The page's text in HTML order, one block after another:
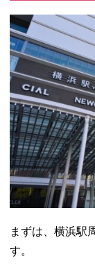
− ハマボー
ル
− ラウン
ワン横浜
西口店
− カップ
ードルミ
ージアム
浜
− 新横浜
ーメン博
館
IS（マー
まずは、横浜駅
す。